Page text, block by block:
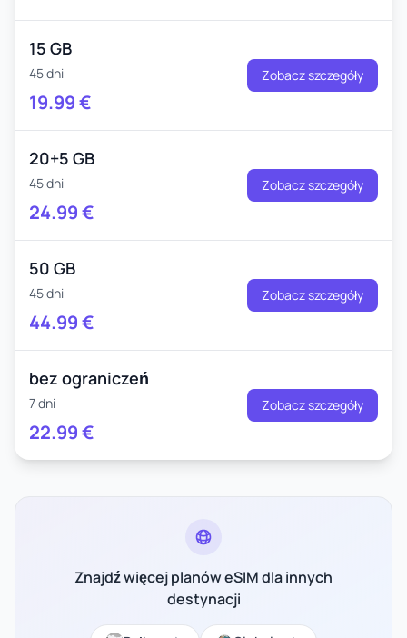
15 GB
45 dni
19.99€
Zobacz szczegóły
20+5 GB
45 dni
24.99€
Zobacz szczegóły
50 GB
45 dni
44.99€
Zobacz szczegóły
bez ograniczeń
7 dni
22.99€
Zobacz szczegóły
Znajdź więcej planów eSIM dla innych
destynacji